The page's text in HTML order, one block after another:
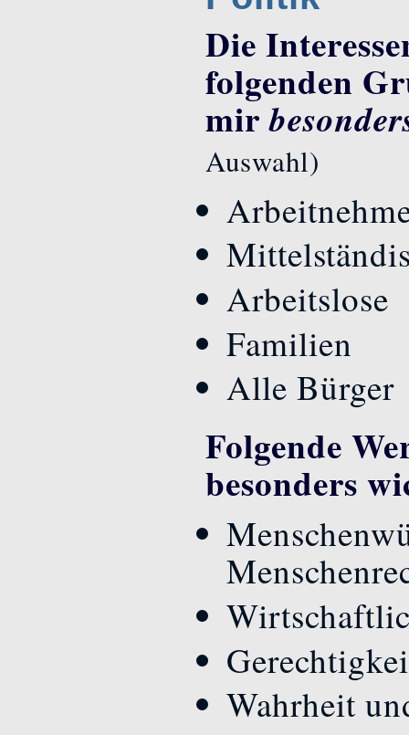
Die
folgenden
mir
Auswahl)
Arbeitslose
Familien
Alle Bürger
Folgende
besonders
Wahrheit